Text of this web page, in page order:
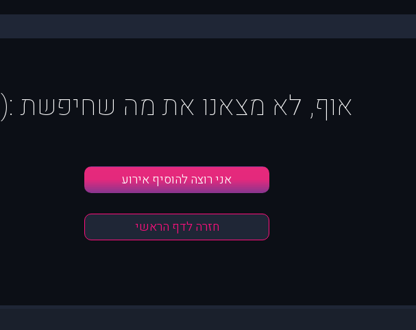
אוף, לא מצאנו את מה שחיפשת :(
אני רוצה להוסיף אירוע
חזרה לדף הראשי